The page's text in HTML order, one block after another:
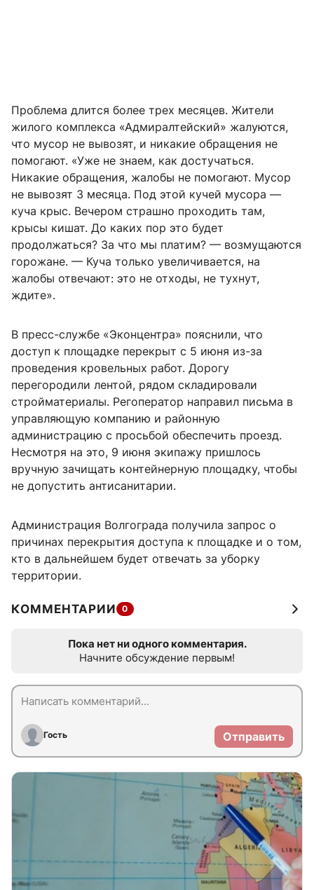
Проблема длится более трех месяцев. Жители
жилого комплекса «Адмиралтейский» жалуются,
что мусор не вывозят, и никакие обращения не
помогают. «Уже не знаем, как достучаться.
Никакие обращения, жалобы не помогают. Мусор
не вывозят 3 месяца. Под этой кучей мусора —
куча крыс. Вечером страшно проходить там,
крысы кишат. До каких пор это будет
продолжаться? За что мы платим? — возмущаются
горожане. — Куча только увеличивается, на
жалобы отвечают: это не отходы, не тухнут,
ждите».
В пресс-службе «Эконцентра» пояснили, что
доступ к площадке перекрыт с 5 июня из-за
проведения кровельных работ. Дорогу
перегородили лентой, рядом складировали
стройматериалы. Регоператор направил письма в
управляющую компанию и районную
администрацию с просьбой обеспечить проезд.
Несмотря на это, 9 июня экипажу пришлось
вручную зачищать контейнерную площадку, чтобы
не допустить антисанитарии.
Администрация Волгограда получила запрос о
причинах перекрытия доступа к площадке и о том,
кто в дальнейшем будет отвечать за уборку
территории.
КОММЕНТАРИИ 0
Пока нет ни одного комментария.
Начните обсуждение первым!
Гость Отправить